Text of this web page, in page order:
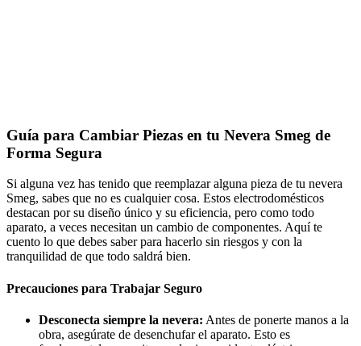
Guía para Cambiar Piezas en tu Nevera Smeg de
Forma Segura
Si alguna vez has tenido que reemplazar alguna pieza de tu nevera
Smeg, sabes que no es cualquier cosa. Estos electrodomésticos
destacan por su diseño único y su eficiencia, pero como todo
aparato, a veces necesitan un cambio de componentes. Aquí te
cuento lo que debes saber para hacerlo sin riesgos y con la
tranquilidad de que todo saldrá bien.
Precauciones para Trabajar Seguro
Desconecta siempre la nevera: Antes de ponerte manos a la
obra, asegúrate de desenchufar el aparato. Esto es